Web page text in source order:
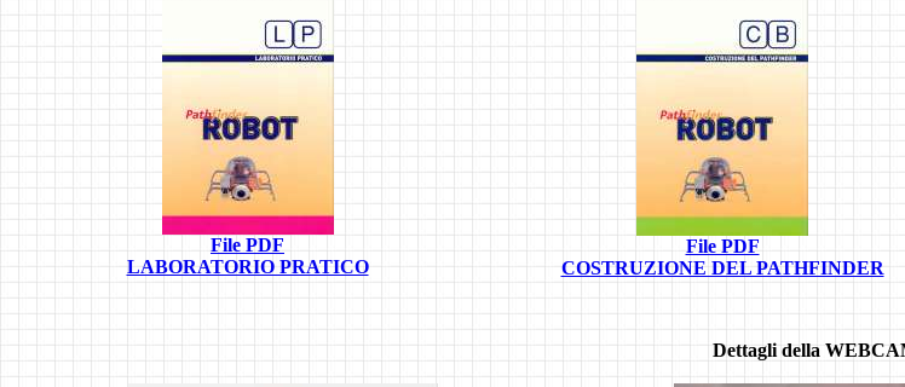
File PDF
LABORATORIO PRATICO
File PDF
COSTRUZIONE DEL PATHFINDER
Dettagli della